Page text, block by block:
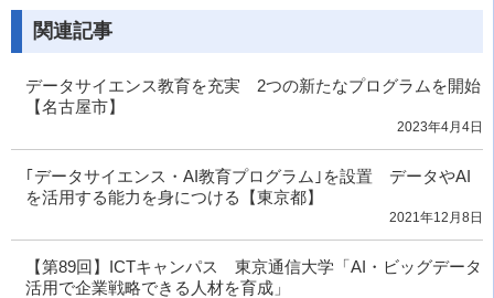
関連記事
データサイエンス教育を充実 2つの新たなプログラムを開始
【名古屋市】
2023年4月4日
｢データサイエンス・AI教育プログラム｣を設置 データやAI
を活用する能力を身につける【東京都】
2021年12月8日
【第89回】ICTキャンパス 東京通信大学「AI・ビッグデータ
活用で企業戦略できる人材を育成」